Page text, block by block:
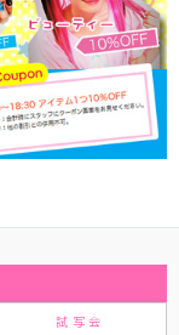
試写会